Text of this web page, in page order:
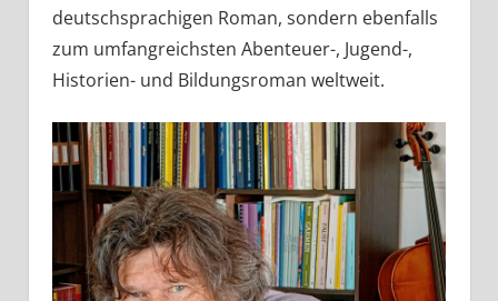
deutschsprachigen Roman, sondern ebenfalls
zum umfangreichsten Abenteuer-, Jugend-,
Historien- und Bildungsroman weltweit.